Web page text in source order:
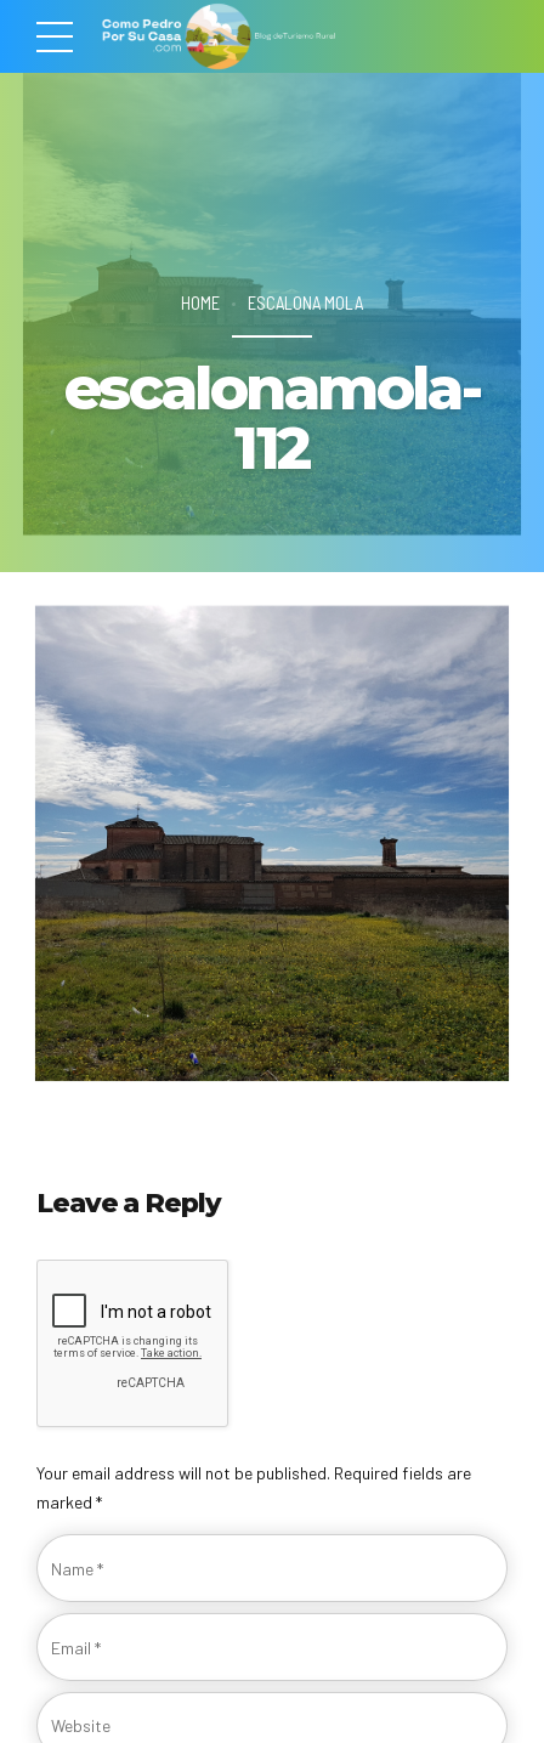
HOME ESCALONA MOLA
escalonamola-
112
Leave a Reply
Your email address will not be published. Required fields are
marked *